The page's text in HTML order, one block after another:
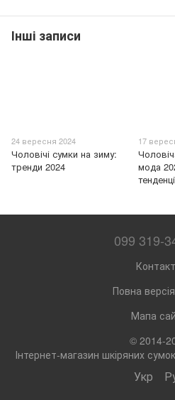
Інші записи
24 вересня 2024
Чоловічі сумки на зиму:
тренди 2024
17
мода
099 319-
Повна
Мапа
© 2014-
Інтернет-магазин шкіряних
Укр